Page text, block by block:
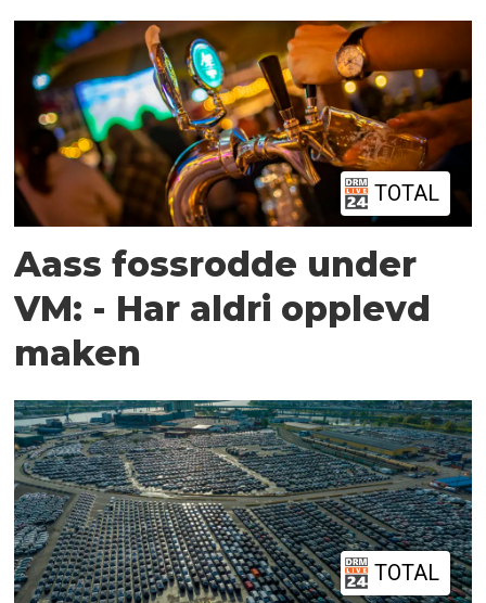
TOTAL
Aass fossrodde under
VM: - Har aldri opplevd
maken
TOTAL